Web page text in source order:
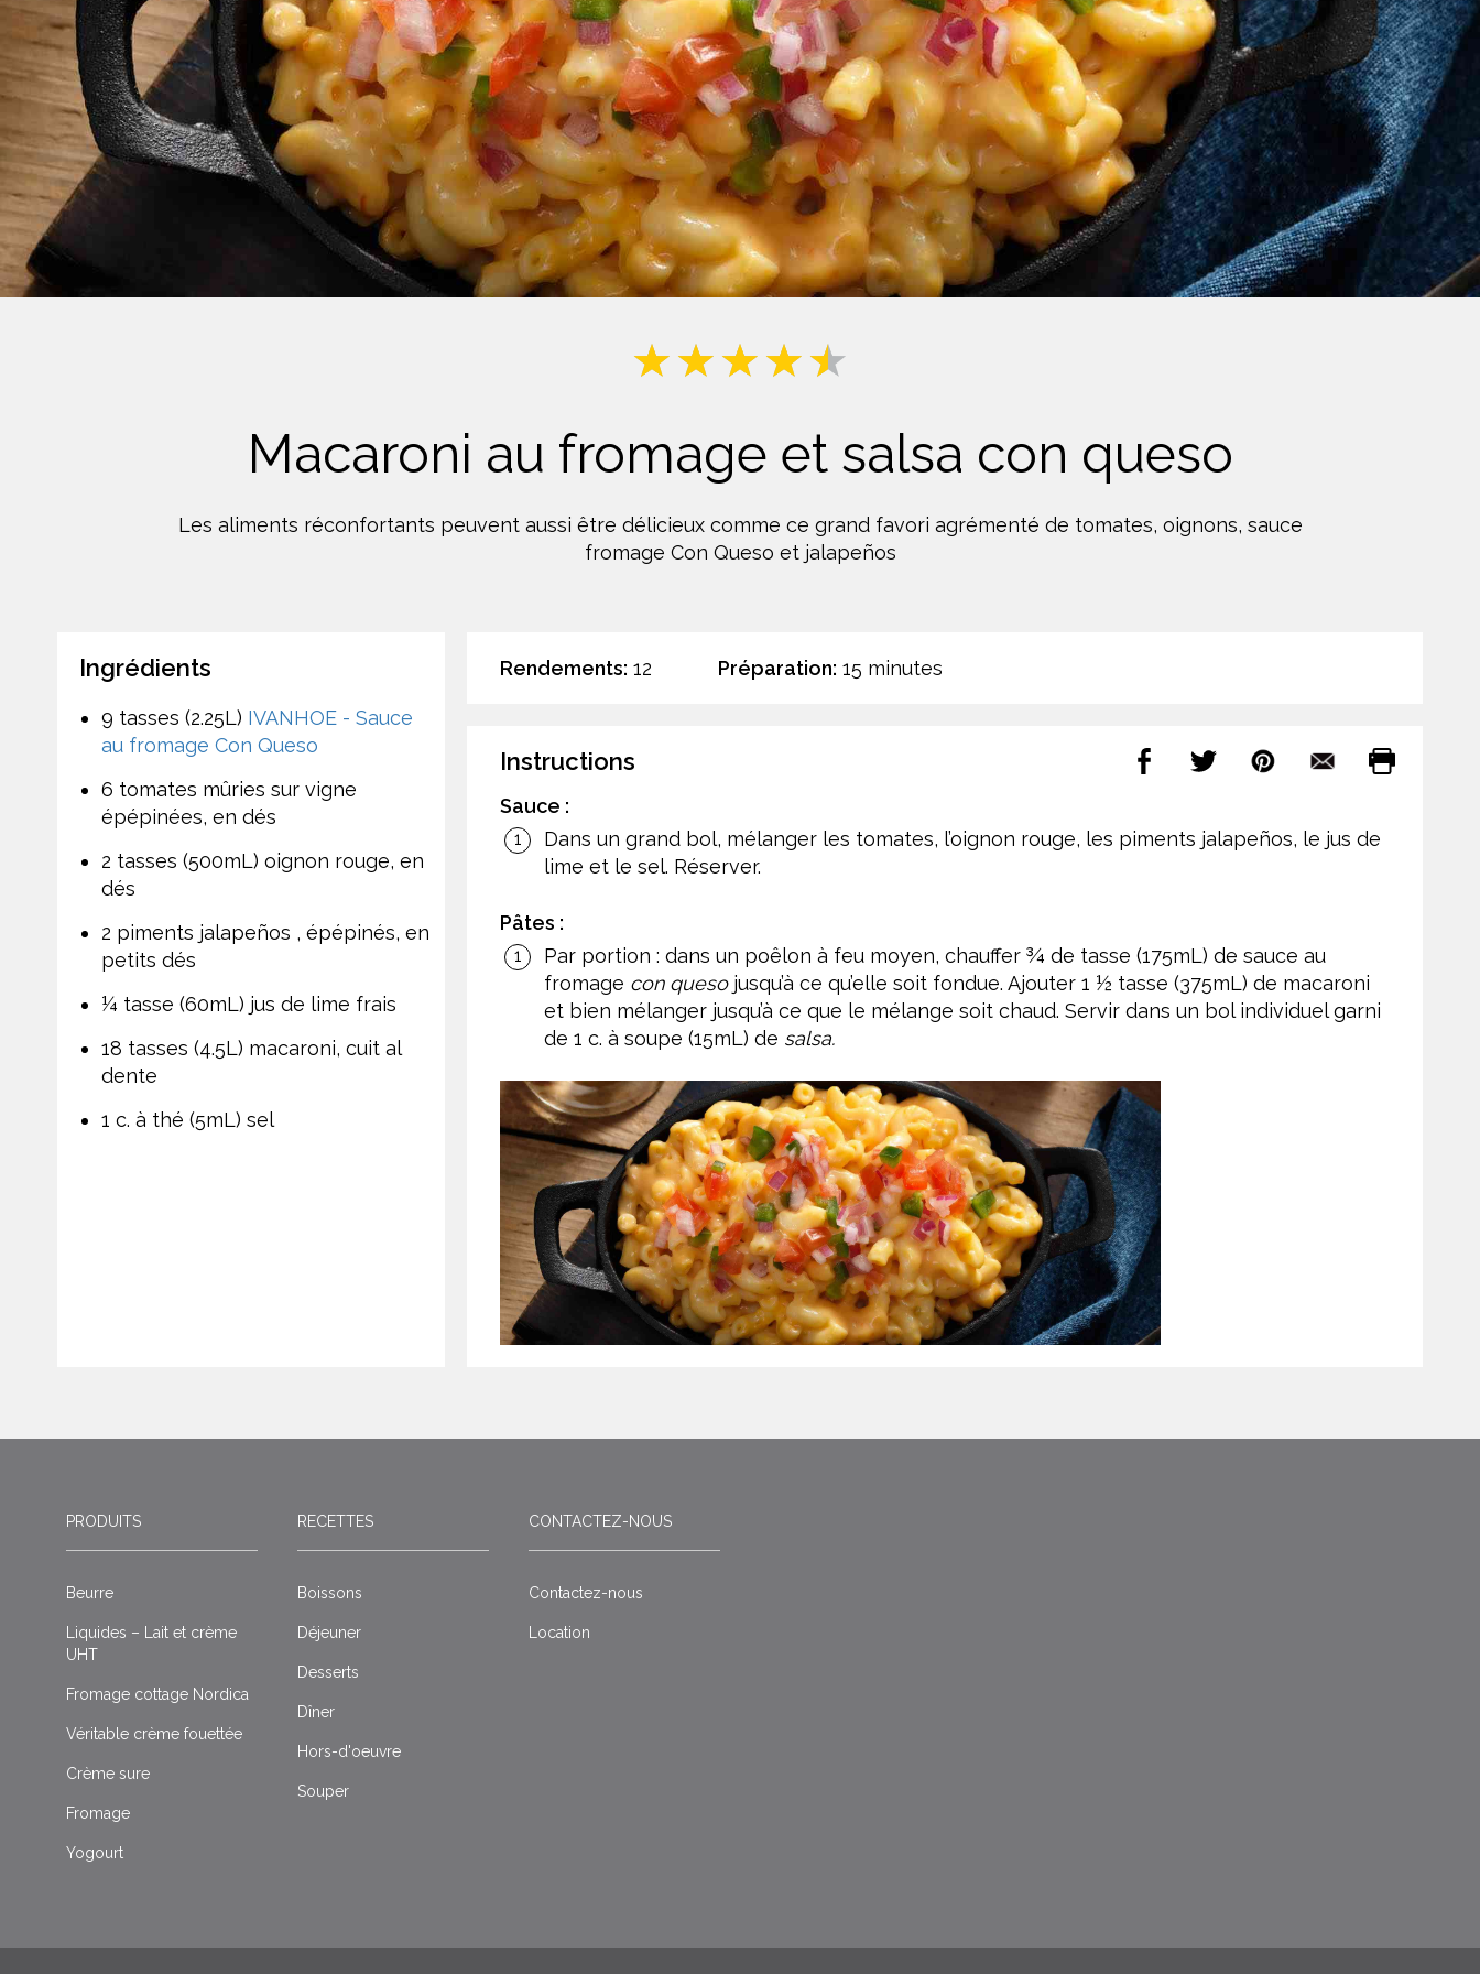
Crème Fouettée Desserts
Boissons
Biscuits
Lait
Yogourt
Macaroni au fromage et salsa con queso
Les aliments réconfortants peuvent aussi être délicieux comme ce grand favori agrémenté de tomates, oignons, sauce
fromage Con Queso et jalapeños
Rendements: 12 Préparation: 15 minutes
Instructions
Sauce :
Dans un grand bol, mélanger les tomates, l’oignon rouge, les piments jalapeños, le jus de
lime et le sel. Réserver.
Pâtes :
Par portion : dans un poêlon à feu moyen, chauffer ¾ de tasse (175mL) de sauce au
fromage con quesojusqu’à ce qu’elle soit fondue. Ajouter 1 ½ tasse (375mL) de macaroni
et bien mélanger jusqu’à ce que le mélange soit chaud. Servir dans un bol individuel garni
de 1 c. à soupe (15mL) de salsa.
Ingrédients
9 tasses (2.25L) IVANHOE - Sauce
au fromage Con Queso
6 tomates mûries sur vigne
épépinées, en dés
2 tasses (500mL) oignon rouge, en
dés
2 piments jalapeños , épépinés, en
petits dés
¼ tasse (60mL) jus de lime frais
18 tasses (4.5L) macaroni, cuit al
dente
1 c. à thé (5mL) sel
PRODUITS
Beurre
Liquides – Lait et crème
UHT
Fromage cottage Nordica
Véritable crème fouettée
Crème sure
Fromage
Yogourt
RECETTES
Boissons
Déjeuner
Desserts
Dîner
Hors-d'oeuvre
Souper
CONTACTEZ-NOUS
Contactez-nous
Location